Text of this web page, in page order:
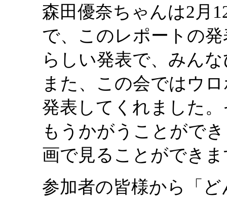
森田優奈ちゃんは2月
で、このレポートの
らしい発表で、みん
また、この会ではウ
発表してくれました
もうかがうことがで
画で見ることができ
参加者の皆様から「